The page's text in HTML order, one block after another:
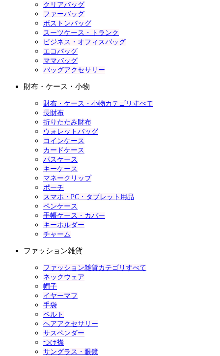
クリアバッグ
ファーバッグ
ボストンバッグ
スーツケース・トランク
ビジネス・オフィスバッグ
エコバッグ
ママバッグ
バッグアクセサリー
財布・ケース・小物
財布・ケース・小物カテゴリすべて
長財布
折りたたみ財布
ウォレットバッグ
コインケース
カードケース
パスケース
キーケース
マネークリップ
ポーチ
スマホ・PC・タブレット用品
ペンケース
手帳ケース・カバー
キーホルダー
チャーム
ファッション雑貨
ファッション雑貨カテゴリすべて
ネックウェア
帽子
イヤーマフ
手袋
ベルト
ヘアアクセサリー
サスペンダー
つけ襟
サングラス・眼鏡